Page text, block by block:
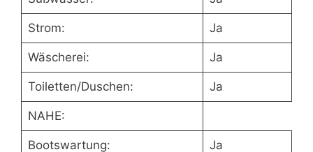
Strom: Ja
Wäscherei: Ja
Toiletten/Duschen: Ja
NAHE:
Bootswartung: Ja